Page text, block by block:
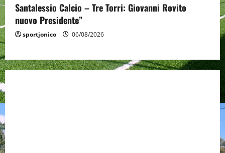
Santalessio Calcio – Tre Torri: Giovanni Rovito
nuovo Presidente”
sportjonico 06/08/2026